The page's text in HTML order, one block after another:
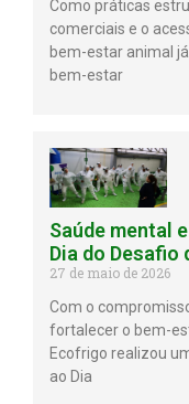
Como práticas
comerciais e o
bem-estar animal
bem-estar
Saúde mental
Dia do Desafio
27 de maio de 2026
Com o
fortalecer o bem-
Ecofrigo realizou
ao Dia